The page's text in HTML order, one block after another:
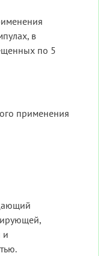
в
по 5
применения
и